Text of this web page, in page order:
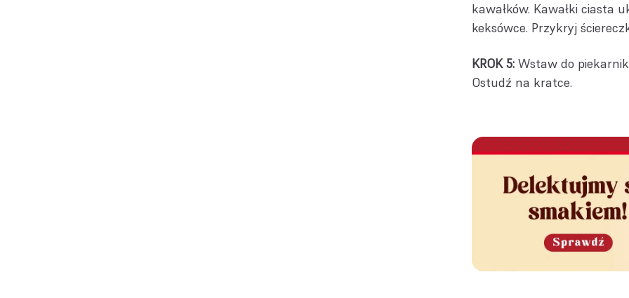
kawałków. Kawałki ciasta
keksówce. Przykryj
KROK 5: Wstaw do
Ostudź na kratce.